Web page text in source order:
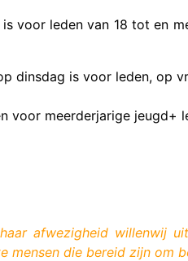
voor leden van 18 tot en
dinsdag is voor leden, op
voor meerderjarige jeugd+
haar afwezigheid willenwij
mensen die bereid zijn om